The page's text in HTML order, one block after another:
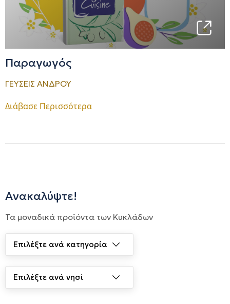
Παραγωγός
ΓΕΥΣΕΙΣ ΑΝΔΡΟΥ
Διάβασε Περισσότερα
Ανακαλύψτε!
Τα μοναδικά προϊόντα των Κυκλάδων